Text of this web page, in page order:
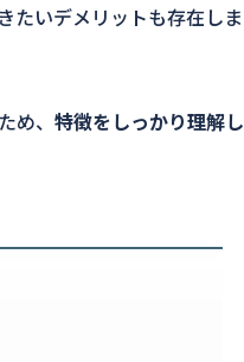
たいデメリットも存在しま
、 特徴をしっかり理解し